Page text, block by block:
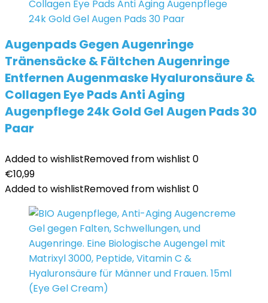
Augenpads Gegen Augenringe
Tränensäcke & Fältchen Augenringe
Entfernen Augenmaske Hyaluronsäure &
Collagen Eye Pads Anti Aging
Augenpflege 24k Gold Gel Augen Pads 30
Paar
Added to wishlistRemoved from wishlist 0
€10,99
Added to wishlistRemoved from wishlist 0